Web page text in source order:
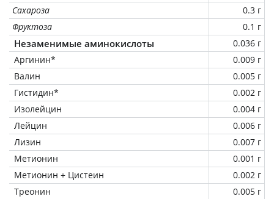
Сахароза
0.3 г
Фруктоза
0.1 г
Незаменимые аминокислоты
0.036 г
Аргинин*
0.009 г
Валин
0.005 г
Гистидин*
0.002 г
Изолейцин
0.004 г
Лейцин
0.006 г
Лизин
0.007 г
Метионин
0.001 г
Метионин + Цистеин
0.002 г
Треонин
0.005 г